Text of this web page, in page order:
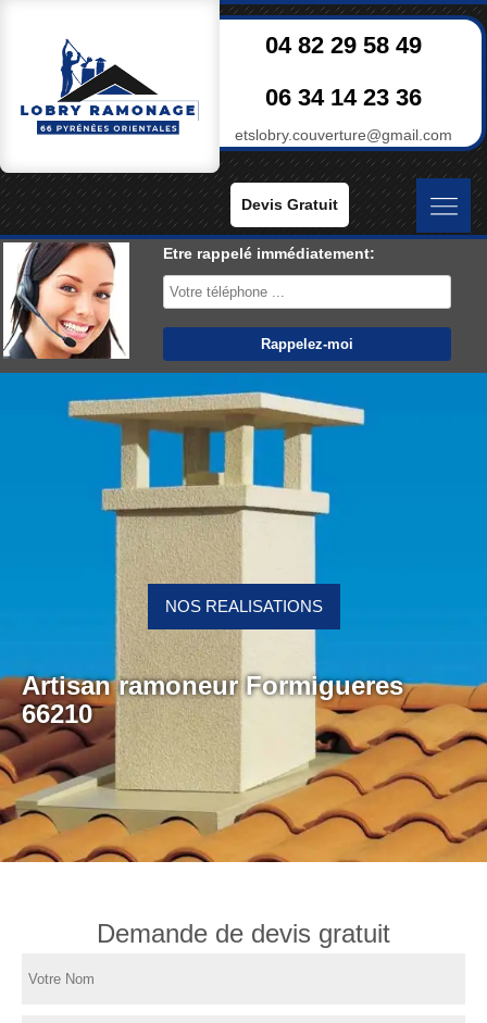
04 82 29 58 49
06 34 14 23 36
etslobry.couverture@gmail.com
Devis Gratuit
Etre rappelé immédiatement:
Artisan ramoneur Formigueres
66210
NOS REALISATIONS
Demande de devis gratuit